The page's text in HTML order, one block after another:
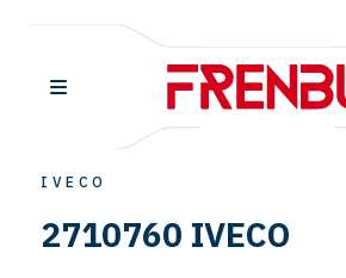
IVECO
2710760 IVECO